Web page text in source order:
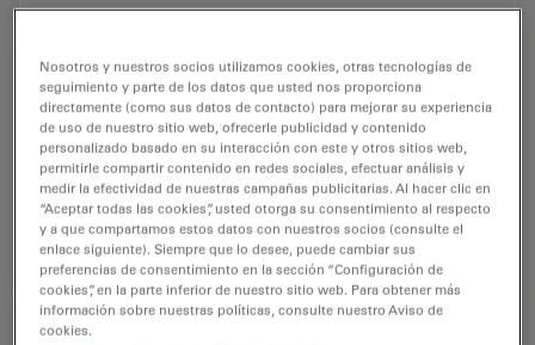
Análisis celular
Las soluciones avanzadas de imagen microscópica y el
software de análisis impulsado por IA para el análisis
celular ayudan a los investigadores a obtener una
comprensión más profunda de las funciones…
Biopharma
Nosotros y nuestros socios utilizamos cookies, otras tecnologías de
seguimiento y parte de los datos que usted nos proporciona
directamente (como sus datos de contacto) para mejorar su experiencia
de uso de nuestro sitio web, ofrecerle publicidad y contenido
personalizado basado en su interacción con este y otros sitios web,
permitirle compartir contenido en redes sociales, efectuar análisis y
medir la efectividad de nuestras campañas publicitarias. Al hacer clic en
“Aceptar todas las cookies”, usted otorga su consentimiento al respecto
y a que compartamos estos datos con nuestros socios (consulte el
enlace siguiente). Siempre que lo desee, puede cambiar sus
preferencias de consentimiento en la sección “Configuración de
cookies”, en la parte inferior de nuestro sitio web. Para obtener más
información sobre nuestras políticas, consulte nuestro Aviso de
cookies.